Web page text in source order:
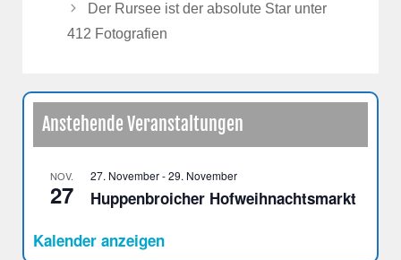
Der Rursee ist der absolute Star unter
412 Fotografien
Anstehende Veranstaltungen
NOV.
27
27. November-29. November
Huppenbroicher Hofweihnachtsmarkt
Kalender anzeigen